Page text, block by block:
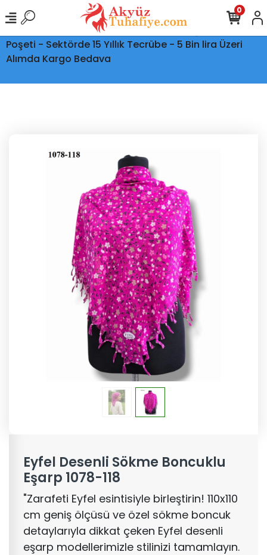
Ptt Kargo İle Tüm Türkiye'ye Teslimat - Şeffaf Kargo
Poşeti - Sektörde 15 Yıllık Tecrübe - 5 Bin lira Üzeri
Alımda Kargo Bedava
0
Eyfel Desenli Sökme Boncuklu
Eşarp 1078-118
"Zarafeti Eyfel esintisiyle birleştirin! 110x110
cm geniş ölçüsü ve özel sökme boncuk
detaylarıyla dikkat çeken Eyfel desenli
eşarp modellerimizle stilinizi tamamlayın.